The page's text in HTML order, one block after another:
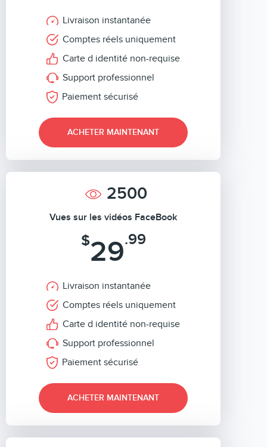
Livraison instantanée
Comptes réels uniquement
Carte d identité non-requise
Support professionnel
Paiement sécurisé
ACHETER MAINTENANT
2500
Vues sur les vidéos FaceBook
$29.99
Livraison instantanée
Comptes réels uniquement
Carte d identité non-requise
Support professionnel
Paiement sécurisé
ACHETER MAINTENANT